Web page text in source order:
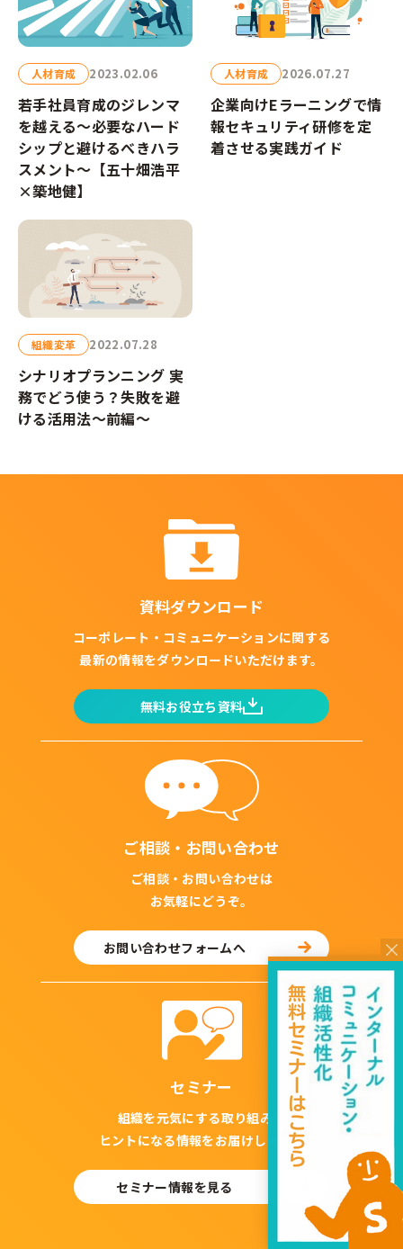
人材育成 2023.02.06
若手社員育成のジレンマ
を越える～必要なハード
シップと避けるべきハラ
スメント～【五十畑浩平
×築地健】
人材育成 2026.07.27
企業向けEラーニングで情
報セキュリティ研修を定
着させる実践ガイド
組織変革 2022.07.28
シナリオプランニング 実
務でどう使う？失敗を避
ける活用法〜前編〜
資料ダウンロード
コーポレート・コミュニケーションに関する
最新の情報をダウンロードいただけます。
無料お役立ち資料
ご相談・お問い合わせ
ご相談・お問い合わせは
お気軽にどうぞ。
お問い合わせフォームへ
セミナー
組織を元気にする取り組みや
ヒントになる情報をお届けします。
セミナー情報を見る